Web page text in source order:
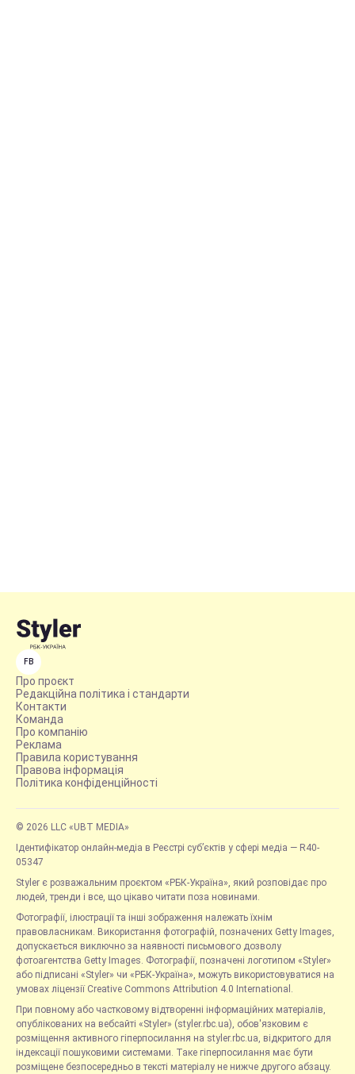
FB
Про проєкт
Редакційна політика і стандарти
Контакти
Команда
Про компанію
Реклама
Правила користування
Правова інформація
Політика конфіденційності
© 2026 LLC «UBT MEDIA»
Ідентифікатор онлайн-медіа в Реєстрі суб’єктів у сфері медіа — R40-
05347
Styler є розважальним проєктом «РБК-Україна», який розповідає про
людей, тренди і все, що цікаво читати поза новинами.
Фотографії, ілюстрації та інші зображення належать їхнім
правовласникам. Використання фотографій, позначених Getty Images,
допускається виключно за наявності письмового дозволу
фотоагентства Getty Images. Фотографії, позначені логотипом «Styler»
або підписані «Styler» чи «РБК-Україна», можуть використовуватися на
умовах ліцензії Creative Commons Attribution 4.0 International.
При повному або частковому відтворенні інформаційних матеріалів,
опублікованих на вебсайті «Styler» (styler.rbc.ua), обов'язковим є
розміщення активного гіперпосилання на styler.rbc.ua, відкритого для
індексації пошуковими системами. Таке гіперпосилання має бути
розміщене безпосередньо в тексті матеріалу не нижче другого абзацу.